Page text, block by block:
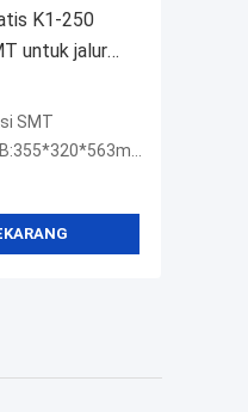
K1-250
untuk jalur
SMT
(gratis)